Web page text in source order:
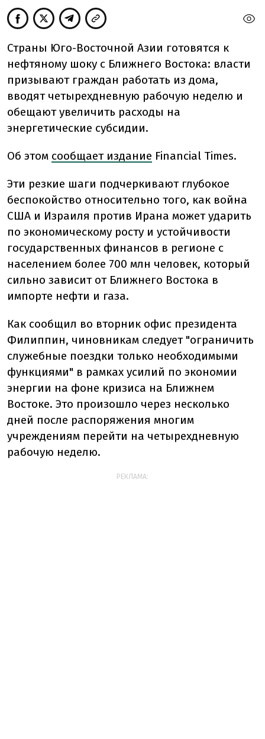
Страны Юго-Восточной Азии готовятся к
нефтяному шоку с Ближнего Востока: власти
призывают граждан работать из дома,
вводят четырехдневную рабочую неделю и
обещают увеличить расходы на
энергетические субсидии.
Об этом сообщает издание Financial Times.
Эти резкие шаги подчеркивают глубокое
беспокойство относительно того, как война
США и Израиля против Ирана может ударить
по экономическому росту и устойчивости
государственных финансов в регионе с
населением более 700 млн человек, который
сильно зависит от Ближнего Востока в
импорте нефти и газа.
Как сообщил во вторник офис президента
Филиппин, чиновникам следует "ограничить
служебные поездки только необходимыми
функциями" в рамках усилий по экономии
энергии на фоне кризиса на Ближнем
Востоке. Это произошло через несколько
дней после распоряжения многим
учреждениям перейти на четырехдневную
рабочую неделю.
РЕКЛАМА: